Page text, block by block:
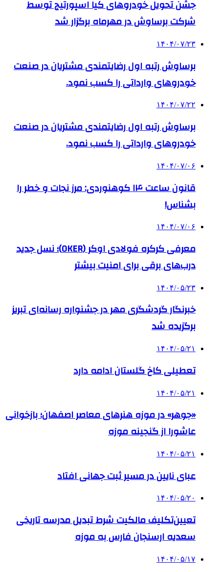
جشن تحویل خودروهای کیا اسپورتیج توسط
شرکت برساوش در مهرماه برگزار شد
۱۴۰۴/۰۷/۲۳
برساوش رتبه اول رضایتمندی مشتریان در صنعت
خودروهای وارداتی را کسب نمود.
۱۴۰۴/۰۷/۲۲
برساوش رتبه اول رضایتمندی مشتریان در صنعت
خودروهای وارداتی را کسب نمود.
۱۴۰۴/۰۷/۰۶
قانون ساعت ۱۴ کوهنوردی: مرز نجات و خطر را
بشناس!
۱۴۰۴/۰۷/۰۶
معرفی کرکره فولادی اوکر (OKER)؛ نسل جدید
درب‌های برقی برای امنیت بیشتر
۱۴۰۴/۰۵/۲۳
خبرنگار گردشگری مهر در جشنواره رسانه‌ای تبریز
برگزیده شد
۱۴۰۴/۰۵/۲۱
تعطیلی کاخ گلستان ادامه دارد
۱۴۰۴/۰۵/۲۱
«جوهر» در موزه هنرهای معاصر اصفهان؛ بازخوانی
عاشورا از گنجینه موزه
۱۴۰۴/۰۵/۲۱
عبای نایین در مسیر ثبت جهانی افتاد
۱۴۰۴/۰۵/۲۰
تعیین‌تکلیف مالکیت شرط تبدیل مدرسه تاریخی
سعدیه ارسنجان فارس به موزه
۱۴۰۴/۰۵/۱۷